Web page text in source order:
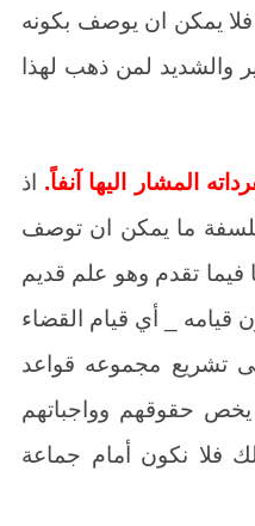
فلا يمكن ان يوصف بكونه
والشديد لمن ذهب لهذا
المشار اليها آنفاً. اذ
فلسفة ما يمكن ان توصف
فيما تقدم وهو علم قديم
قيامه _ أي قيام القضاء
تشريع مجموعه قواعد
حقوقهم وواجباتهم
فلا نكون أمام جماعة